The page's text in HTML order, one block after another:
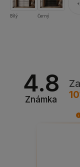
Bílý Černý
4.8
Známka